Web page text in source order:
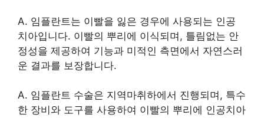
A. 임플란트는 이빨을 잃은 경우에 사용되는 인공
치아입니다. 이빨의 뿌리에 이식되며, 틀림없는 안
정성을 제공하여 기능과 미적인 측면에서 자연스러
운 결과를 보장합니다.
A. 임플란트 수술은 지역마취하에서 진행되며, 특수
한 장비와 도구를 사용하여 이빨의 뿌리에 인공치아